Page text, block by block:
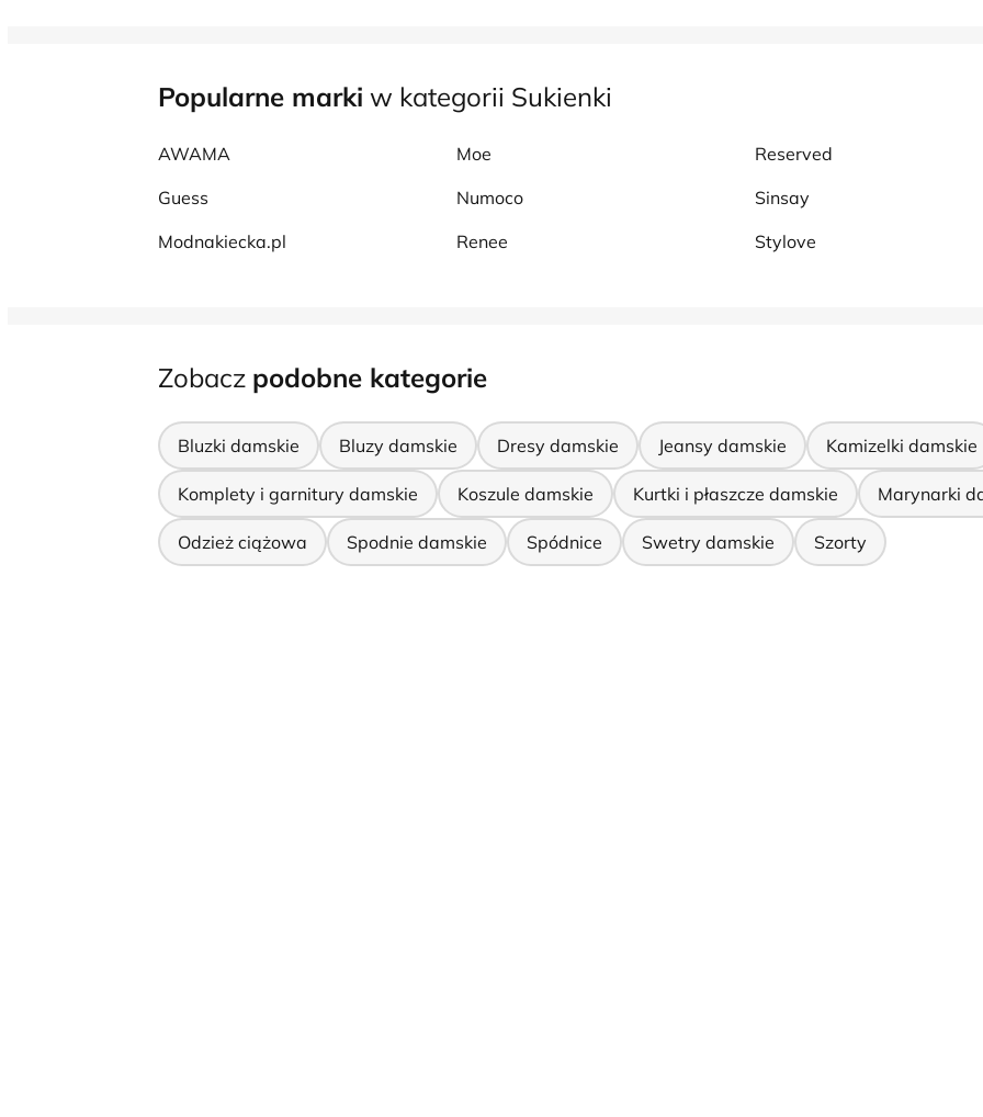
Popularne marki w kategorii Sukienki
AWAMA
Guess
Modnakiecka.pl
Moe
Numoco
Renee
Reserved
Sinsay
Stylove
Zobacz podobne kategorie
Bluzki damskie Bluzy damskie Dresy damskie Jeansy damskie Kamizelki damskie
Komplety i garnitury damskie Koszule damskie Kurtki i płaszcze damskie Marynarki
Odzież ciążowa Spodnie damskie Spódnice Swetry damskie Szorty